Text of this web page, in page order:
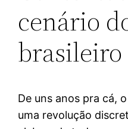
cenário
brasileiro
De uns anos pra cá,
uma revolução